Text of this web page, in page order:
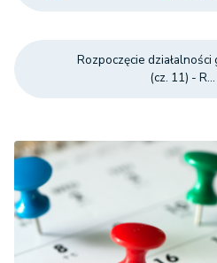
Rozpoczęcie
(cz. 11) - R...